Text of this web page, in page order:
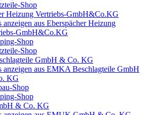
Shop
Heizung Vertriebs-GmbH&Co.KG
anzeigen aus Eberspächer Heizung
GmbH&Co.KG
Shop
Shop
GmbH & Co. KG
anzeigen aus EMKA Beschlagteile GmbH
KG
Shop
Shop
& Co. KG